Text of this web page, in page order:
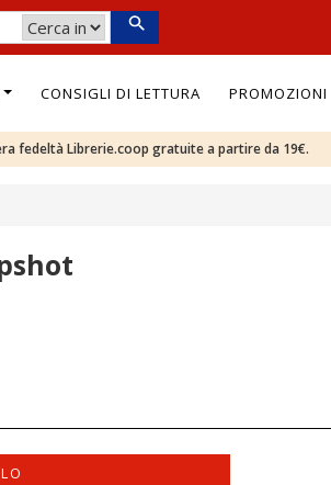
CONSIGLI DI LETTURA PROMOZIONI
fedeltà Librerie.coop gratuite a partire da 19€.